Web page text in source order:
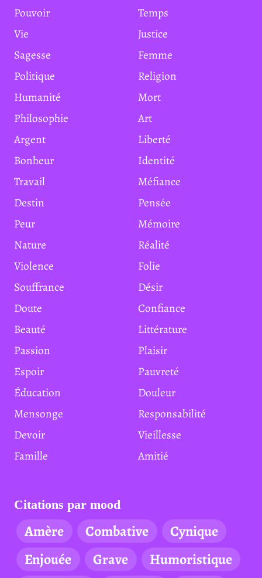
Pouvoir
Temps
Vie
Justice
Sagesse
Femme
Politique
Religion
Humanité
Mort
Philosophie
Art
Argent
Liberté
Bonheur
Identité
Travail
Méfiance
Destin
Pensée
Peur
Mémoire
Nature
Réalité
Violence
Folie
Souffrance
Désir
Doute
Confiance
Beauté
Littérature
Passion
Plaisir
Espoir
Pauvreté
Éducation
Douleur
Mensonge
Responsabilité
Devoir
Vieillesse
Famille
Amitié
Citations par mood
Amère Combative
Cynique
Enjouée
Grave
Humoristique